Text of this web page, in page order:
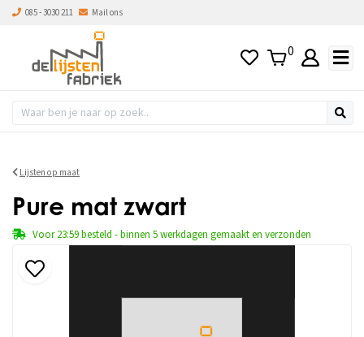
085 - 3030 211 Mail ons
0
Lijsten op maat
Pure mat zwart
Voor 23:59 besteld - binnen 5 werkdagen gemaakt en verzonden